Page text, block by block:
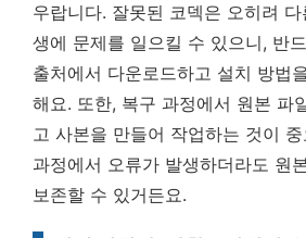
우랍니다. 잘못된 코덱은 오히려
생에 문제를 일으킬 수 있으니, 반
출처에서 다운로드하고 설치 방법
해요. 또한, 복구 과정에서 원본 파
고 사본을 만들어 작업하는 것이
과정에서 오류가 발생하더라도 원
보존할 수 있거든요.